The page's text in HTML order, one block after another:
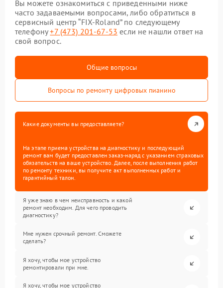
Вы можете ознакомиться с приведенными ниже
часто задаваемыми вопросами, либо обратиться в
сервисный центр “FIX-Roland” по следующему
телефону+7 (473) 201-67-53 если не нашли ответ на
свой вопрос.
Общие вопросы
Вопросы по ремонту цифровых пианино
Какие документы вы предоставляете?
На этапе приема устройства на диагностику и последующий
ремонт вам будет предоставлен заказ-наряд с указанием страховых
обязательств на ваше устройство. Далее, после выполнения работ
по ремонту техники, вы получите акт выполненных работ и
гарантийный талон.
Я уже знаю в чем неисправность и какой
ремонт необходим. Для чего проводить
диагностику?
Мне нужен срочный ремонт. Сможете
сделать?
Я хочу, чтобы мое устройство
ремонтировали при мне.
Я хочу, чтобы мое устройство